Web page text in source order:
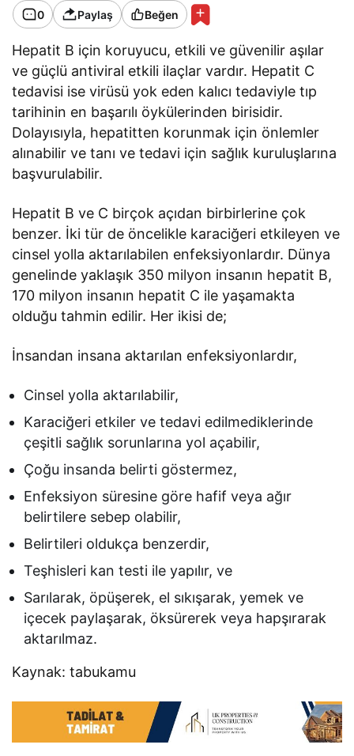
0 Paylaş Beğen
Hepatit B için koruyucu, etkili ve güvenilir aşılar
ve güçlü antiviral etkili ilaçlar vardır. Hepatit C
tedavisi ise virüsü yok eden kalıcı tedaviyle tıp
tarihinin en başarılı öykülerinden birisidir.
Dolayısıyla, hepatitten korunmak için önlemler
alınabilir ve tanı ve tedavi için sağlık kuruluşlarına
başvurulabilir.
Hepatit B ve C birçok açıdan birbirlerine çok
benzer. İki tür de öncelikle karaciğeri etkileyen ve
cinsel yolla aktarılabilen enfeksiyonlardır. Dünya
genelinde yaklaşık 350 milyon insanın hepatit B,
170 milyon insanın hepatit C ile yaşamakta
olduğu tahmin edilir. Her ikisi de;
İnsandan insana aktarılan enfeksiyonlardır,
Cinsel yolla aktarılabilir,
Karaciğeri etkiler ve tedavi edilmediklerinde
çeşitli sağlık sorunlarına yol açabilir,
Çoğu insanda belirti göstermez,
Enfeksiyon süresine göre hafif veya ağır
belirtilere sebep olabilir,
Belirtileri oldukça benzerdir,
Teşhisleri kan testi ile yapılır, ve
Sarılarak, öpüşerek, el sıkışarak, yemek ve
içecek paylaşarak, öksürerek veya hapşırarak
aktarılmaz.
Kaynak: tabukamu